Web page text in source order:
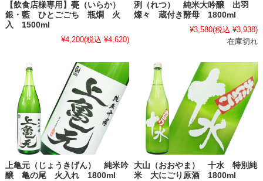
【飲食店様専用】甍（いらか）
銀・藍 ひとごごち 瓶燗 火
入 1500ml
¥4,200(税込 ¥4,620)
洌（れつ） 純米大吟醸 出羽
燦々 蔵付き酵母 1800ml
¥3,580(税込 ¥3,938)
在庫切れ
上亀元（じょうきげん） 純米吟
醸 亀の尾 火入れ 1800ml
大山（おおやま） 十水 特別純
米 大にごり原酒 1800ml